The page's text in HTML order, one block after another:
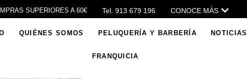
SUPERIORES A 60€ Tel. 913 679 196 CONOCE MÁS
QUIÉNES SOMOS PELUQUERÍA Y BARBERÍA NOTICIAS
FRANQUICIA